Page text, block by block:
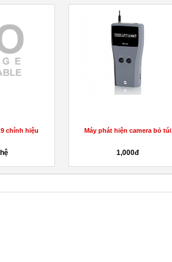
chính hiệu Máy phát hiện camera bỏ túi
1,000đ